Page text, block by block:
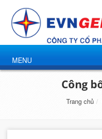
MENU
Công
Trang chủ